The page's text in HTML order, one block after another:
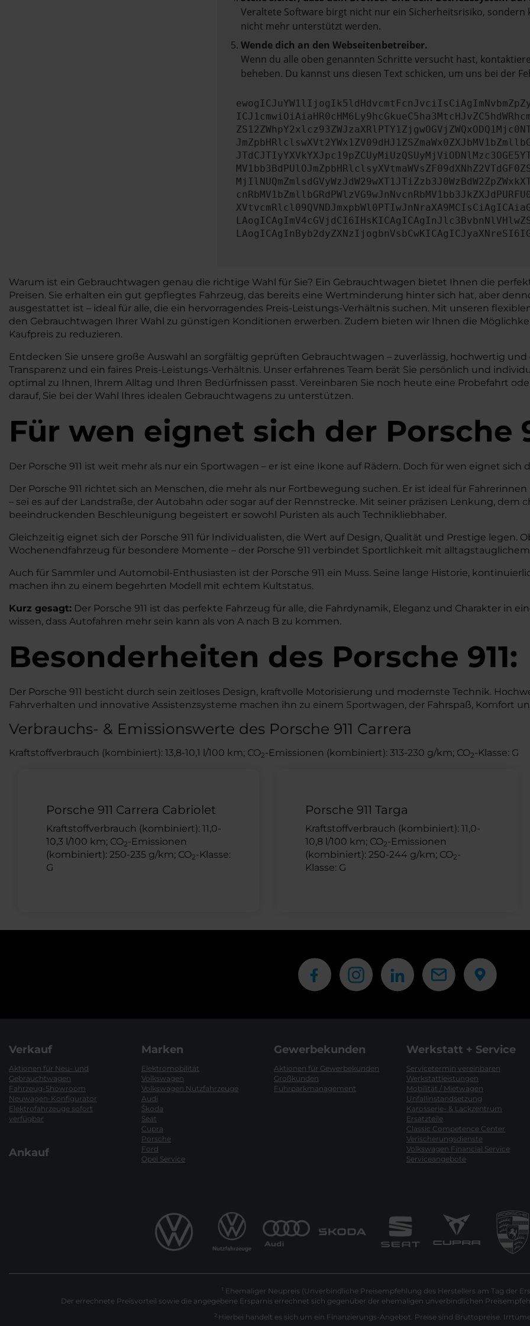
Veraltete Software birgt nicht nur ein Sicherheitsrisiko,
nicht mehr unterstützt werden.
Wende dich an den Webseitenbetreiber.
Wenn du alle oben genannten Schritte versucht hast,
beheben. Du kannst uns diesen Text schicken, um uns bei der
Warum ist ein Gebrauchtwagen genau die richtige Wahl für Sie? Ein Gebrauchtwagen bietet Ihnen die
Preisen. Sie erhalten ein gut gepflegtes Fahrzeug, das bereits eine Wertminderung hinter sich hat, aber
ausgestattet ist – ideal für alle, die ein hervorragendes Preis-Leistungs-Verhältnis suchen. Mit unseren
den Gebrauchtwagen Ihrer Wahl zu günstigen Konditionen erwerben. Zudem bieten wir Ihnen die
Kaufpreis zu reduzieren.
Entdecken Sie unsere große Auswahl an sorgfältig geprüften Gebrauchtwagen – zuverlässig, hochwertig
Transparenz und ein faires Preis-Leistungs-Verhältnis. Unser erfahrenes Team berät Sie persönlich und
optimal zu Ihnen, Ihrem Alltag und Ihren Bedürfnissen passt. Vereinbaren Sie noch heute eine Probefahrt
darauf, Sie bei der Wahl Ihres idealen Gebrauchtwagens zu unterstützen.
Für wen eignet sich der Porsche
Der Porsche 911 ist weit mehr als nur ein Sportwagen – er ist eine Ikone auf Rädern. Doch für wen eignet
Der Porsche 911 richtet sich an Menschen, die mehr als nur Fortbewegung suchen. Er ist ideal für
– sei es auf der Landstraße, der Autobahn oder sogar auf der Rennstrecke. Mit seiner präzisen Lenkung,
beeindruckenden Beschleunigung begeistert er sowohl Puristen als auch Technikliebhaber.
Gleichzeitig eignet sich der Porsche 911 für Individualisten, die Wert auf Design, Qualität und Prestige legen.
Wochenendfahrzeug für besondere Momente – der Porsche 911 verbindet Sportlichkeit mit
Auch für Sammler und Automobil-Enthusiasten ist der Porsche 911 ein Muss. Seine lange Historie,
machen ihn zu einem begehrten Modell mit echtem Kultstatus.
Kurz gesagt: Der Porsche 911 ist das perfekte Fahrzeug für alle, die Fahrdynamik, Eleganz und Charakter in
wissen, dass Autofahren mehr sein kann als von A nach B zu kommen.
Besonderheiten des Porsche 911:
Der Porsche 911 besticht durch sein zeitloses Design, kraftvolle Motorisierung und modernste Technik.
Fahrverhalten und innovative Assistenzsysteme machen ihn zu einem Sportwagen, der Fahrspaß, Komfort
Verbrauchs- & Emissionswerte des Porsche 911 Carrera
Kraftstoffverbrauch (kombiniert): 13,8-10,1 l/100 km; CO2-Emissionen (kombiniert): 313-230 g/km; CO2-Klasse: G
Porsche 911 Carrera Cabriolet
Kraftstoffverbrauch (kombiniert): 11,0-
10,3 l/100 km; CO2-Emissionen
(kombiniert): 250-235 g/km; CO2-Klasse:
G
Porsche 911 Targa
Kraftstoffverbrauch (kombiniert): 11,0-
10,8 l/100 km; CO2-Emissionen
(kombiniert): 250-244 g/km; CO2-
Klasse: G
Verkauf
Aktionen für Neu- und
Gebrauchtwagen
Fahrzeug-Showroom
Neuwagen-Konfigurator
Elektrofahrzeuge sofort
verfügbar
Ankauf
Marken
Elektromobilität
Volkswagen
Volkswagen Nutzfahrzeuge
Audi
Škoda
Seat
Cupra
Porsche
Ford
Opel Service
Gewerbekunden
Aktionen für Gewerbekunden
Großkunden
Fuhrparkmanagement
Werkstatt + Service
Servicetermin vereinbaren
Werkstattleistungen
Mobilität / Mietwagen
Unfallinstandsetzung
Karosserie- & Lackzentrum
Ersatzteile
Classic Competence Center
Verischerungsdienste
Volkswagen Financial Service
Serviceangebote
1 Ehemaliger Neupreis (Unverbindliche Preisempfehlung des Herstellers am Tag der
Der errechnete Preisvorteil sowie die angegebene Ersparnis errechnet sich gegenüber der ehemaligen unverbindlichen
2 Hierbei handelt es sich um ein Finanzierungs-Angebot. Preise sind Bruttopreise.